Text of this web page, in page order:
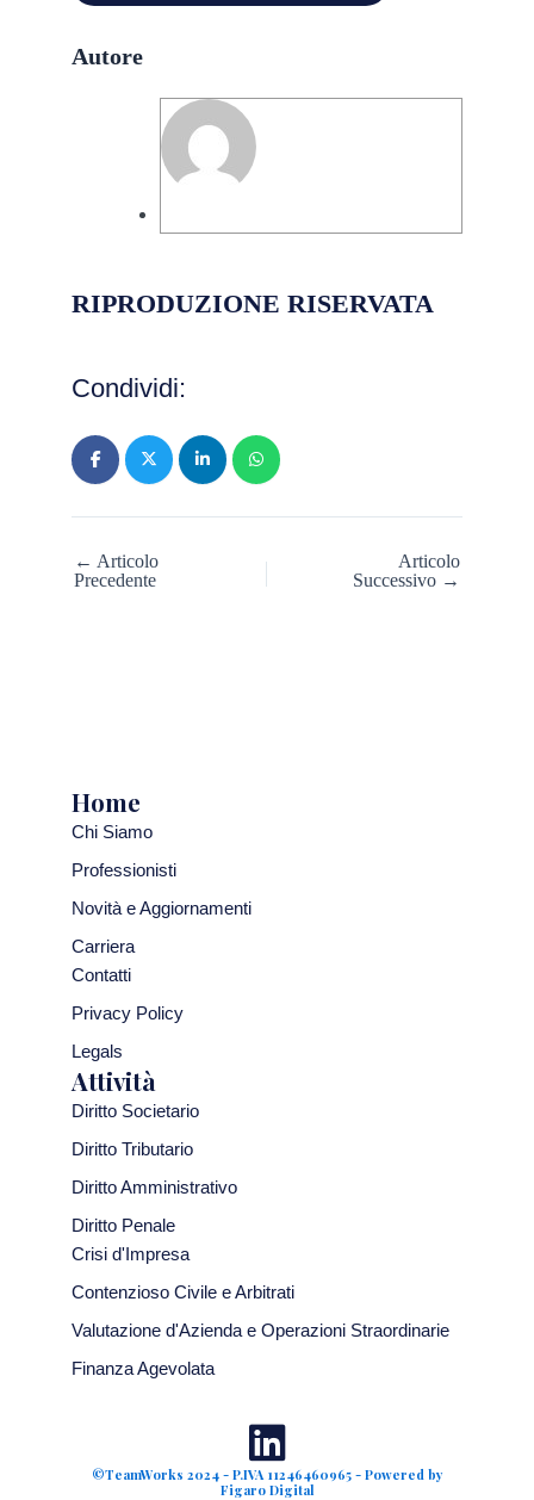
Autore
RIPRODUZIONE RISERVATA
Condividi:
← Articolo
Precedente
Articolo
Successivo →
Home
Chi Siamo
Professionisti
Novità e Aggiornamenti
Carriera
Contatti
Privacy Policy
Legals
Attività
Diritto Societario
Diritto Tributario
Diritto Amministrativo
Diritto Penale
Crisi d'Impresa
Contenzioso Civile e Arbitrati
Valutazione d'Azienda e Operazioni Straordinarie
Finanza Agevolata
©TeamWorks 2024 - P.IVA 11246460965 - Powered by
Figaro Digital